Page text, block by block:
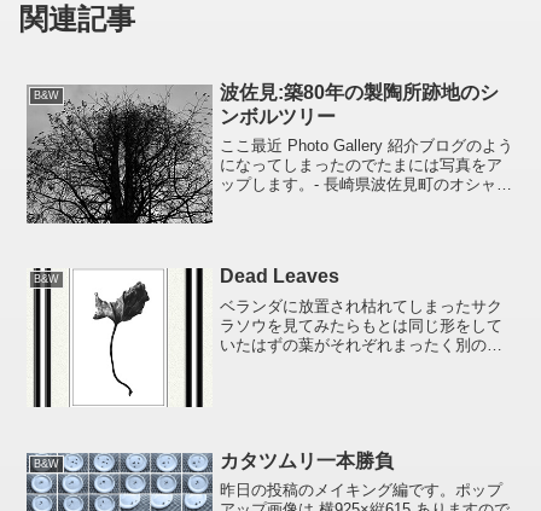
関連記事
B&W
波佐見:築80年の製陶所跡地のシ
ンボルツリー
ここ最近 Photo Gallery 紹介ブログのよう
になってしまったのでたまには写真をア
ップします。- 長崎県波佐見町のオシャレ
B&W Dead Leaves
ベランダに放置され枯れてしまったサク
ラソウを見てみたらもとは同じ形をして
いたはずの葉がそれぞれまったく別の形
B&W カタツムリ一本勝負
昨日の投稿のメイキング編です。ポップ